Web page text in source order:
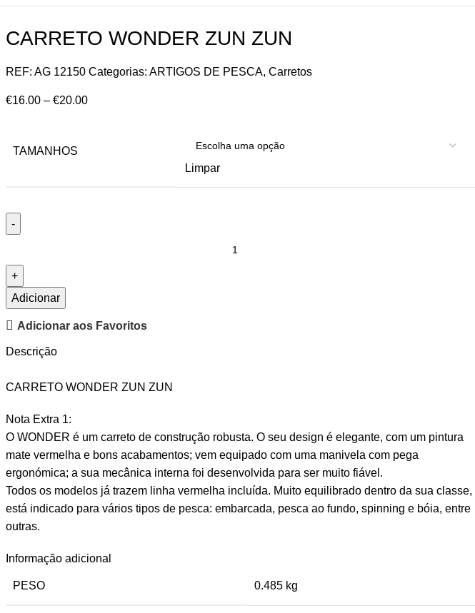
CARRETO WONDER ZUN ZUN
REF: AG 12150 Categorias: ARTIGOS DE PESCA, Carretos
€16.00 – €20.00
TAMANHOS
Limpar
Adicionar
Adicionar aos Favoritos
Descrição
CARRETO WONDER ZUN ZUN
Nota Extra 1:
O WONDER é um carreto de construção robusta. O seu design é elegante, com um pintura
mate vermelha e bons acabamentos; vem equipado com uma manivela com pega
ergonómica; a sua mecânica interna foi desenvolvida para ser muito fiável.
Todos os modelos já trazem linha vermelha incluída. Muito equilibrado dentro da sua classe,
está indicado para vários tipos de pesca: embarcada, pesca ao fundo, spinning e bóia, entre
outras.
Informação adicional
PESO 0.485 kg